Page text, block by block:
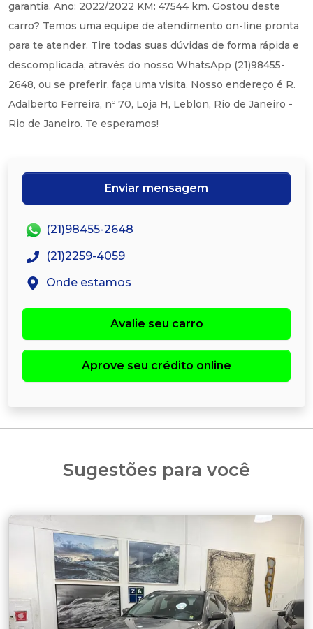
garantia. Ano: 2022/2022 KM: 47544 km. Gostou deste
carro? Temos uma equipe de atendimento on-line pronta
para te atender. Tire todas suas dúvidas de forma rápida e
descomplicada, através do nosso WhatsApp (21)98455-
2648, ou se preferir, faça uma visita. Nosso endereço é R.
Adalberto Ferreira, nº 70, Loja H, Leblon, Rio de Janeiro -
Rio de Janeiro. Te esperamos!
Enviar mensagem
(21)98455-2648
(21)2259-4059
Onde estamos
Avalie seu carro
Aprove seu crédito online
Sugestões para você